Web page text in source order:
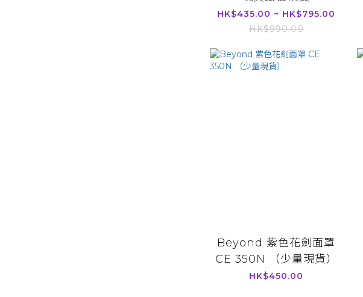
HK$435.00 ~ HK$795.00
HK$990.00
Beyond 紫色花劍面罩
CE 350N （少量現貨）
HK$450.00